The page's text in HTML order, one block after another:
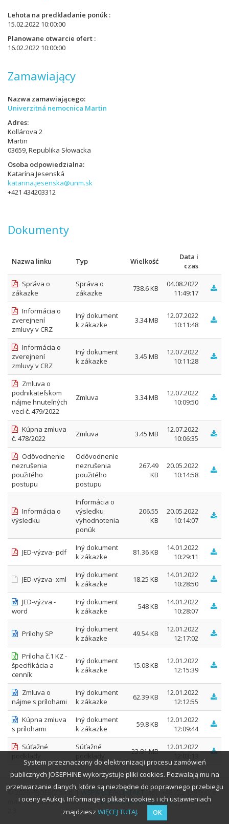
Lehota na predkladanie ponúk
15.02.2022 10:00:00
Planowane otwarcie ofert
16.02.2022 10:00:00
Zamawiający
Nazwa zamawiającego
Univerzitná nemocnica Martin
Adres
Kollárova 2
Martin
03659, Republika Słowacka
Osoba odpowiedzialna
Katarína Jesenská
katarina.jesenska@unm.sk
+421 434203312
Dokumenty
Nazwa linku Typ Wielkość
Data i
czas
Správa o
zákazke
Správa o
zákazke
738.6 KB
04.08.2022
11:49:17
Informácia o
zverejnení
zmluvy v CRZ
Iný dokument
k zákazke
3.34 MB
12.07.2022
10:11:48
Informácia o
zverejnení
zmluvy v CRZ
Iný dokument
k zákazke
3.45 MB
12.07.2022
10:11:28
Zmluva o
podnikateľskom
nájme hnuteľných
vecí č. 479/2022
Zmluva 3.34 MB
12.07.2022
10:09:50
Kúpna zmluva
č. 478/2022
Zmluva 3.45 MB
12.07.2022
10:06:35
Odôvodnenie
nezrušenia
použitého
postupu
Odôvodnenie
nezrušenia
použitého
postupu
267.49
KB
20.05.2022
10:14:58
Informácia o
výsledku
Informácia o
výsledku
vyhodnotenia
ponúk
206.55
KB
20.05.2022
10:14:07
JED-výzva- pdf
Iný dokument
k zákazke
81.36 KB
14.01.2022
10:29:11
JED-výzva- xml
Iný dokument
k zákazke
18.25 KB
14.01.2022
10:28:50
JED-výzva -
word
Iný dokument
k zákazke
548 KB
14.01.2022
10:28:07
Prílohy SP
Iný dokument
k zákazke
49.54 KB
12.01.2022
12:17:02
Príloha č.1 KZ -
špecifikácia a
cenník
Iný dokument
k zákazke
15.08 KB
12.01.2022
12:15:39
Zmluva o
nájme s prílohami
Iný dokument
k zákazke
62.39 KB
12.01.2022
12:12:55
Kúpna zmluva
s prílohami
Iný dokument
k zákazke
59.8 KB
12.01.2022
12:09:44
Súťažné
Súťažné
23.81 MB
12.01.2022
© 2026 PROEBIZ s.r.o. |WSPARCIE/KONTAKT- tel.: +48 222 139 900, e-
mail: houston@proebiz.com | Deklaracja dostępności| JOSEPHINE
System przeznaczony do elektronizacji procesu zamówień
publicznych JOSEPHINE wykorzystuje pliki cookies. Pozwalają mu na
przetwarzanie danych, które są niezbędne do poprawnego przebiegu
i oceny eAukcji. Informacje o plikach cookies i ich ustawieniach
znajdziesz WIĘCEJ TUTAJ. OK